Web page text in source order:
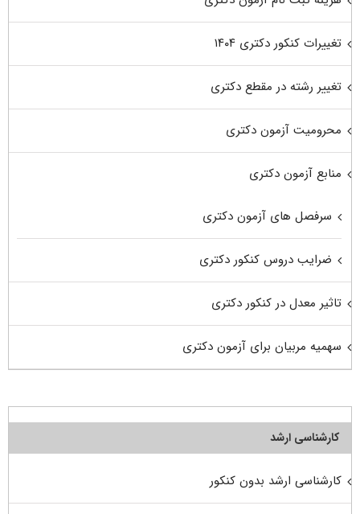
تغییرات کنکور دکتری ۱۴۰۴
تغییر رشته در مقطع دکتری
محرومیت آزمون دکتری
منابع آزمون دکتری
سرفصل های آزمون دکتری
ضرایب دروس کنکور دکتری
تاثیر معدل در کنکور دکتری
سهمیه مربیان برای آزمون دکتری
کارشناسی ارشد
کارشناسی ارشد بدون کنکور